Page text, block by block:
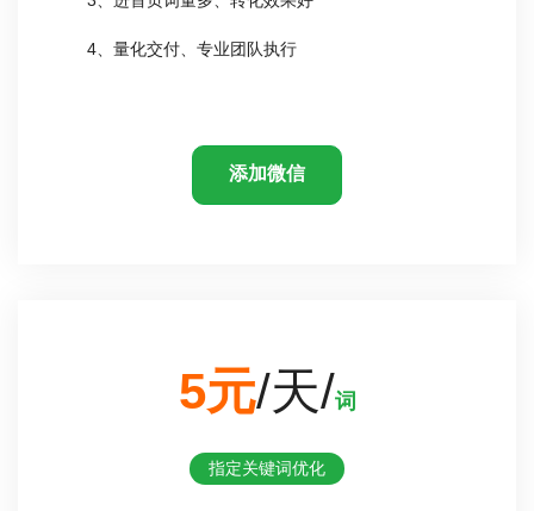
4、量化交付、专业团队执行
添加微信
5元/天/词
指定关键词优化